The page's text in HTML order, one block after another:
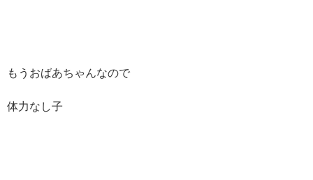
もうおばあちゃんなので
体力なし子